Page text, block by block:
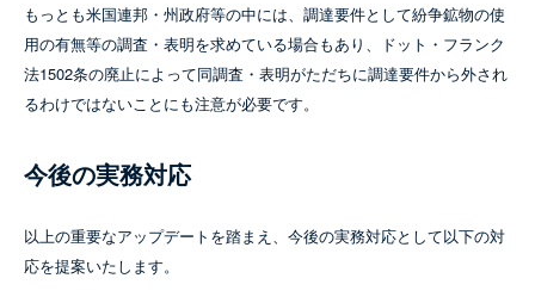
もっとも米国連邦・州政府等の中には、調達要件として紛争鉱物の使
用の有無等の調査・表明を求めている場合もあり、ドット・フランク
法1502条の廃止によって同調査・表明がただちに調達要件から外され
るわけではないことにも注意が必要です。
今後の実務対応
以上の重要なアップデートを踏まえ、今後の実務対応として以下の対
応を提案いたします。